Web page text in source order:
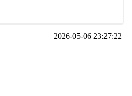
2026-05-06 23:27:22